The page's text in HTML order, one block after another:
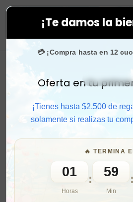
¡Te damos la
💳 ¡Compra hasta en 12
Activar sonido
Oferta en tu
¡Tienes hasta $2.500 de
solamente si realizas tu
🔥 TERMINA
01
Horas
: 59
Min
:
⚡ Compra rápido y